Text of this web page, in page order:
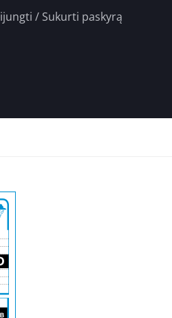
/ Sukurti paskyrą